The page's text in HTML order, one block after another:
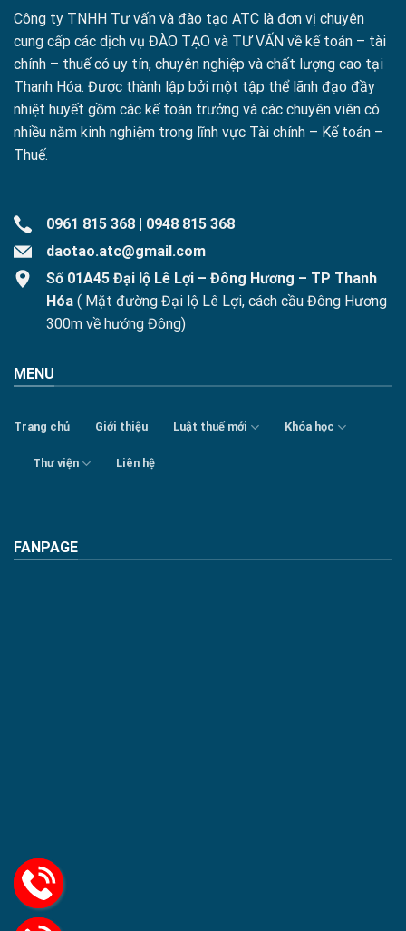
Công ty TNHH Tư vấn và đào tạo ATC là đơn vị chuyên
cung cấp các dịch vụ ĐÀO TẠO và TƯ VẤN về kế toán – tài
chính – thuế có uy tín, chuyên nghiệp và chất lượng cao tại
Thanh Hóa. Được thành lập bởi một tập thể lãnh đạo đầy
nhiệt huyết gồm các kế toán trưởng và các chuyên viên có
nhiều năm kinh nghiệm trong lĩnh vực Tài chính – Kế toán –
Thuế.
0961 815 368 | 0948 815 368
daotao.atc@gmail.com
Số 01A45 Đại lộ Lê Lợi – Đông Hương – TP Thanh
Hóa ( Mặt đường Đại lộ Lê Lợi, cách cầu Đông Hương
300m về hướng Đông)
MENU
Trang chủ Giới thiệu Luật thuế mới Khóa học
Thư viện Liên hệ
FANPAGE